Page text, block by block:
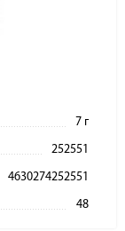
7 г
252551
4630274252551
48